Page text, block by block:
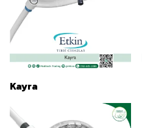
Kayra